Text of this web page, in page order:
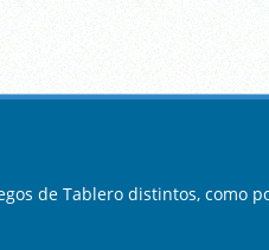
de Tablero distintos, como